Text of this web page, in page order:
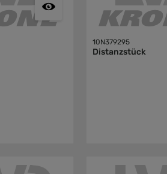
10N379295
Distanzstück